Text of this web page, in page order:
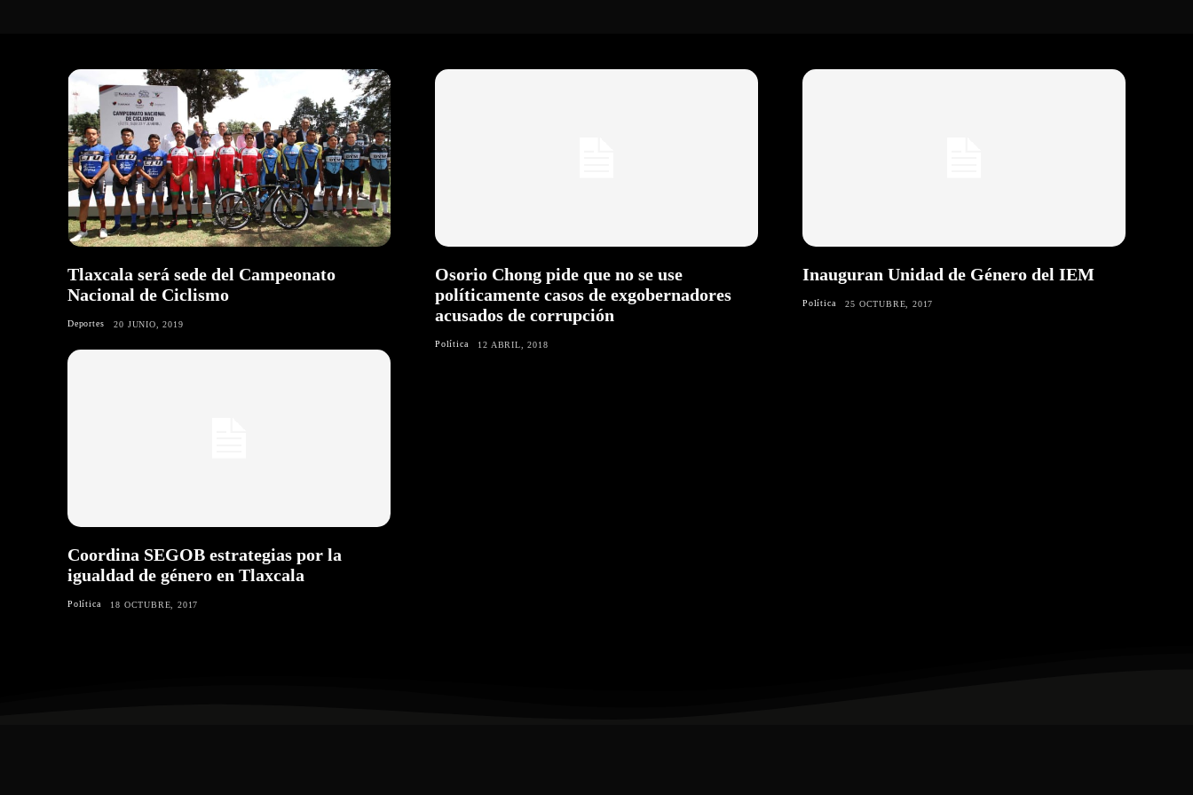
Tlaxcala será sede del Campeonato
Nacional de Ciclismo
Deportes 20 JUNIO, 2019
Osorio Chong pide que no se use
políticamente casos de exgobernadores
acusados de corrupción
Política 12 ABRIL, 2018
Inauguran Unidad de Género del IEM
Política 25 OCTUBRE, 2017
Coordina SEGOB estrategias por la
igualdad de género en Tlaxcala
Política 18 OCTUBRE, 2017